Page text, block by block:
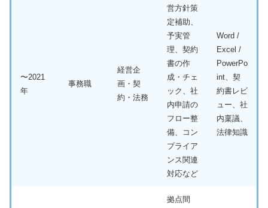
〜2021
年
事務職
経営企
画・契
約・法務
営方針策
定補助、
予実管
理、契約
書の作
成・チェ
ック、社
内申請の
フロー整
備、コン
プライア
ンス関連
対応など
Word /
Excel /
PowerPo
int、契
約書レビ
ュー、社
内稟議、
法律知識
拠点間